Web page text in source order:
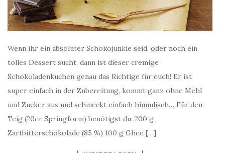
Wenn ihr ein absoluter Schokojunkie seid, oder noch ein
tolles Dessert sucht, dann ist dieser cremige
Schokoladenkuchen genau das Richtige für euch! Er ist
super einfach in der Zubereitung, kommt ganz ohne Mehl
und Zucker aus und schmeckt einfach himmlisch… Für den
Teig (20er Springform) benötigst du: 200 g
Zartbitterschokolade (85 %) 100 g Ghee […]